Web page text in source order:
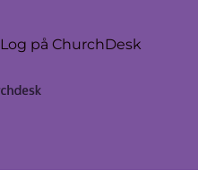
Log på ChurchDesk